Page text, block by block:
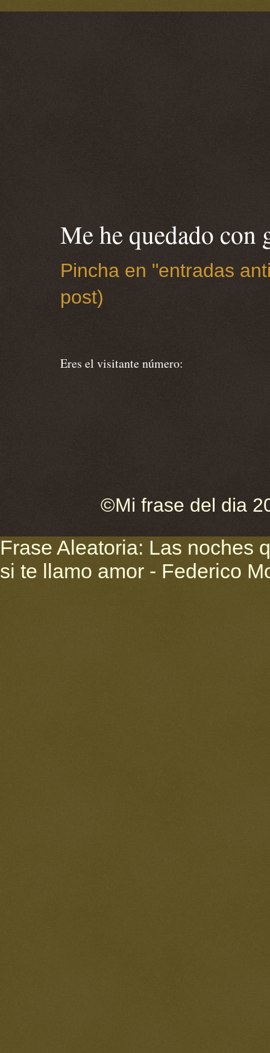
Me he quedado con
Pincha en "entradas
post)
Eres el visitante número:
©Mi frase del dia
Frase Aleatoria: Las noches
si te llamo amor - Federico